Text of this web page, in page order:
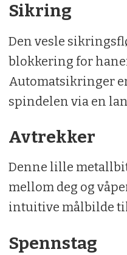
Sikring
Den vesle
blokkering for
Automatsikringer
spindelen via en
Avtrekker
Denne lille
mellom deg og
intuitive målbilde
Spennstag